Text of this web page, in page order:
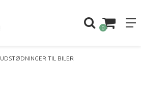
0
UDSTØDNINGER TIL BILER